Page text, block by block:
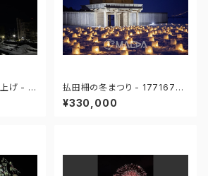
げ - 1
払田柵の冬まつり - 17716762
7858540
¥330,000